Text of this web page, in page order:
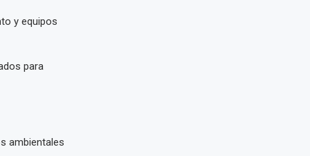
y equipos
para
ambientales